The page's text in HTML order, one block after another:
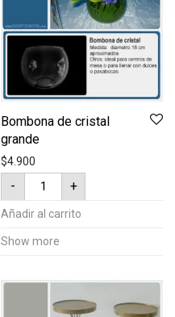
Bombona de cristal
grande
$4.900
-
Bombona
cristal
grande
+
Añadir al carrito
Show more